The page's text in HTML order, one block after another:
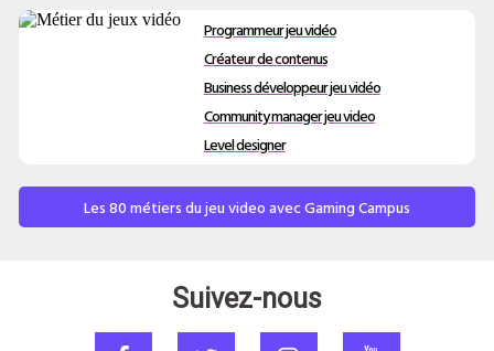
Programmeur jeu vidéo
Créateur de contenus
Business développeur jeu vidéo
Community manager jeu video
Level designer
Les 80 métiers du jeu video avec Gaming Campus
Suivez-nous